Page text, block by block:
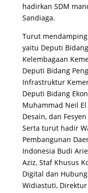
hadirkan SDM
Sandiaga.
Turut
yaitu Deputi
Kelembagaan
Deputi Bidang
Infrastruktur
Deputi Bidang
Muhammad Neil
Desain, dan
Serta turut hadir
Pembangunan
Indonesia Budi
Aziz, Staf Khusus
Digital dan
Widiastuti, Direktur